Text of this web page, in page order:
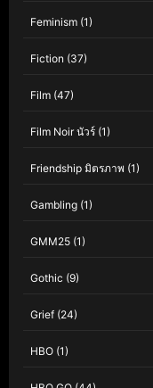
Feminism (1)
Fiction (37)
Film (47)
Film Noir นัวร์ (1)
Friendship มิตรภาพ (1)
Gambling (1)
GMM25 (1)
Gothic (9)
Grief (24)
HBO (1)